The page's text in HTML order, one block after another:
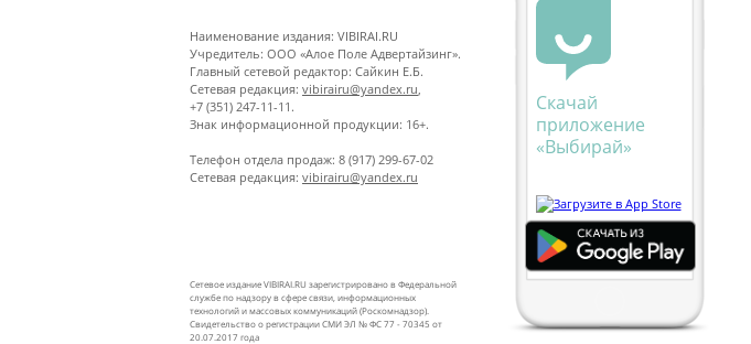
Наименование издания: VIBIRAI.RU
Учредитель: ООО «Алое Поле Адвертайзинг».
Главный сетевой редактор: Сайкин Е.Б.
Сетевая редакция: vibirairu@yandex.ru
+7 (351) 247-11-11.
Знак информационной продукции: 16+.
Телефон отдела продаж: 8 (917) 299-67-02
Сетевая редакция: vibirairu@yandex.ru
Сетевое издание VIBIRAI.RU зарегистрировано в Федеральной
службе по надзору в сфере связи, информационных
технологий и массовых коммуникаций (Роскомнадзор).
Свидетельство о регистрации СМИ ЭЛ № ФС 77 - 70345 от
20.07.2017 года
Скачай
приложение
«Выбирай»